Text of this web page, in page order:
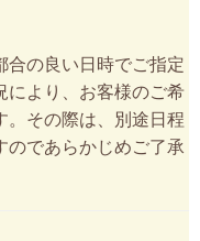
合の良い日時でご指定
により、お客様のご希
。その際は、別途日程
のであらかじめご了承